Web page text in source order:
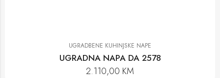
UGRADBENE KUHINJSKE NAPE
UGRADNA NAPA DA 2578
2.110,00 KM